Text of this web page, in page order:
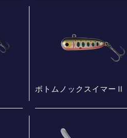
ボトムノックスイマーⅡ